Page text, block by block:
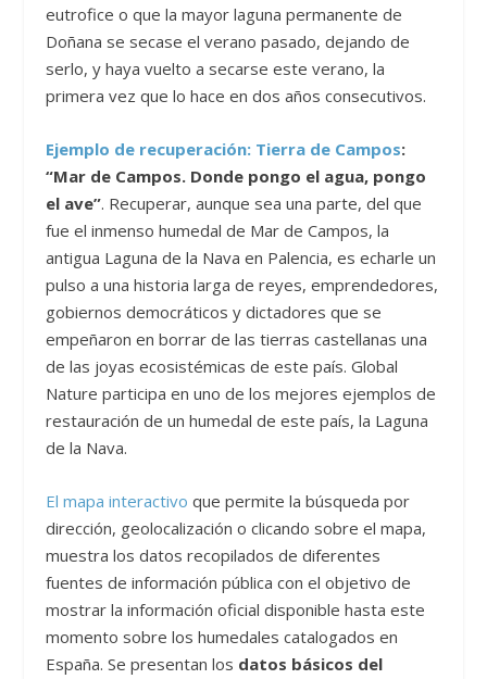
eutrofice o que la mayor laguna permanente de
Doñana se secase el verano pasado, dejando de
serlo, y haya vuelto a secarse este verano, la
primera vez que lo hace en dos años consecutivos.
Ejemplo de recuperación: Tierra de Campos:
“Mar de Campos. Donde pongo el agua, pongo
el ave”. Recuperar, aunque sea una parte, del que
fue el inmenso humedal de Mar de Campos, la
antigua Laguna de la Nava en Palencia, es echarle un
pulso a una historia larga de reyes, emprendedores,
gobiernos democráticos y dictadores que se
empeñaron en borrar de las tierras castellanas una
de las joyas ecosistémicas de este país. Global
Nature participa en uno de los mejores ejemplos de
restauración de un humedal de este país, la Laguna
de la Nava.
El mapa interactivo que permite la búsqueda por
dirección, geolocalización o clicando sobre el mapa,
muestra los datos recopilados de diferentes
fuentes de información pública con el objetivo de
mostrar la información oficial disponible hasta este
momento sobre los humedales catalogados en
España. Se presentan los datos básicos del